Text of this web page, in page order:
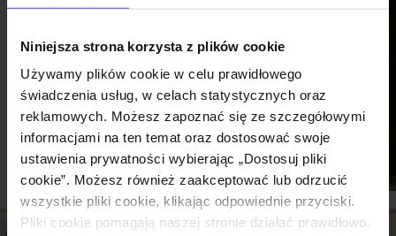
Niniejsza strona korzysta z plików cookie
Używamy plików cookie w celu prawidłowego
świadczenia usług, w celach statystycznych oraz
reklamowych. Możesz zapoznać się ze szczegółowymi
informacjami na ten temat oraz dostosować swoje
ustawienia prywatności wybierając „Dostosuj pliki
cookie”. Możesz również zaakceptować lub odrzucić
wszystkie pliki cookie, klikając odpowiednie przyciski.
Pliki cookie pomagają naszej stronie działać prawidłowo.
SPRAWDŹ LIMITY
POPULARNYCH
LINII LOTNICZYCH
- RYANAIR, WIZZ
AIR, LOT,
LUFTHANSA
Podróże 22.05.2026